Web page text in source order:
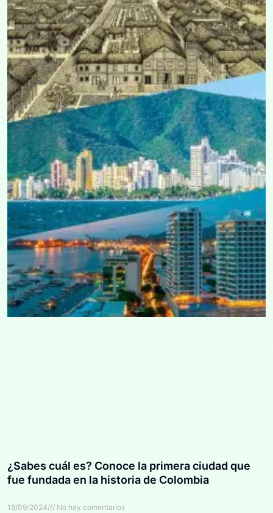
¿Sabes cuál es? Conoce la primera ciudad que
fue fundada en la historia de Colombia
18/09/2024 No hay comentarios